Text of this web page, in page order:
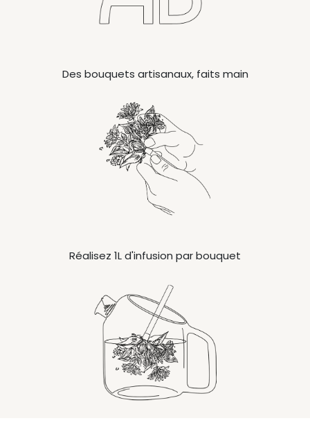
Des bouquets artisanaux, faits main
Réalisez 1L d'infusion par bouquet